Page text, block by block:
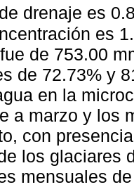
drenaje es
es
de 753.00
de 72.73% y
en la
a marzo y los
con
los glaciares
mensuales